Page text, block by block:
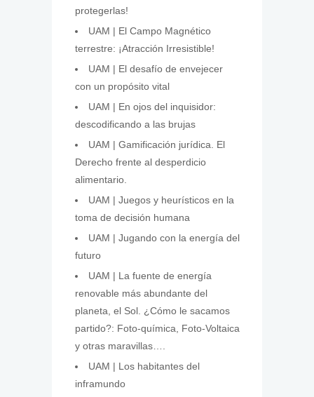
protegerlas!
UAM | El Campo Magnético
terrestre: ¡Atracción Irresistible!
UAM | El desafío de envejecer
con un propósito vital
UAM | En ojos del inquisidor:
descodificando a las brujas
UAM | Gamificación jurídica. El
Derecho frente al desperdicio
alimentario.
UAM | Juegos y heurísticos en la
toma de decisión humana
UAM | Jugando con la energía del
futuro
UAM | La fuente de energía
renovable más abundante del
planeta, el Sol. ¿Cómo le sacamos
partido?: Foto-química, Foto-Voltaica
y otras maravillas….
UAM | Los habitantes del
inframundo